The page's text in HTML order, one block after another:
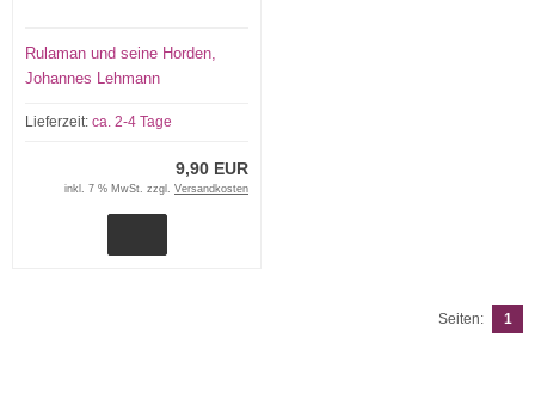
Rulaman und seine Horden,
Johannes Lehmann
Lieferzeit: ca. 2-4 Tage
9,90 EUR
inkl. 7 % MwSt. zzgl. Versandkosten
Seiten: 1